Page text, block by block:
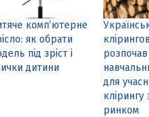
комп’ютерне
як обрати
під зріст і
дитини
для
ринком